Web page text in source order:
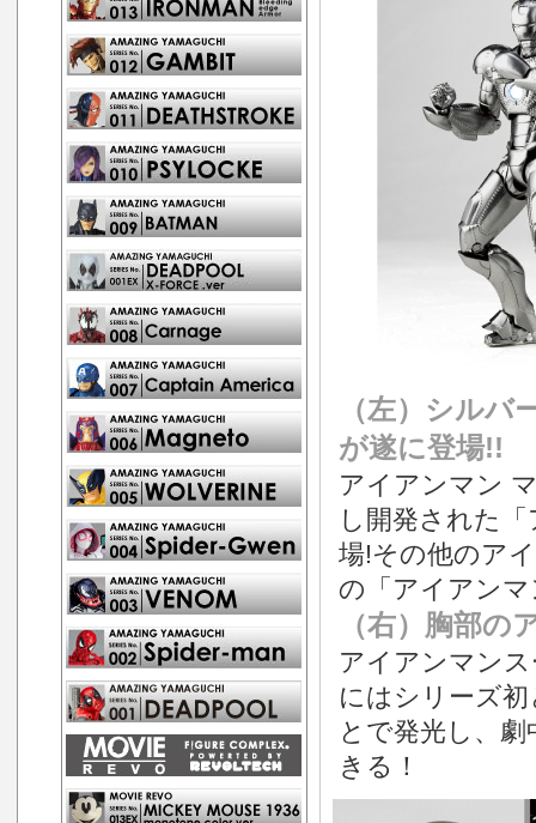
（左）シル
が遂に登場!!
アイアンマン
し開発された
場!その他のア
の「アイアン
（右）胸部
アイアンマン
にはシリーズ
とで発光し、
きる！